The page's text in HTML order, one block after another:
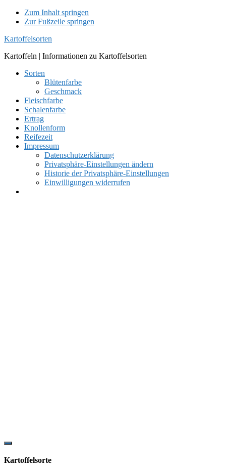
Zum Inhalt springen
Zur Fußzeile springen
Kartoffelsorten
Kartoffeln | Informationen zu Kartoffelsorten
Sorten
Blütenfarbe
Geschmack
Fleischfarbe
Schalenfarbe
Ertrag
Knollenform
Reifezeit
Impressum
Datenschutzerklärung
Privatsphäre-Einstellungen ändern
Historie der Privatsphäre-Einstellungen
Einwilligungen widerrufen
Show
Content
Kartoffelsorte